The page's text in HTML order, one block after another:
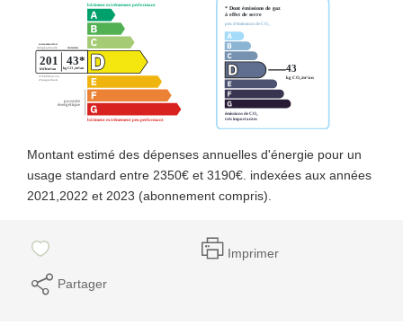
Montant estimé des dépenses annuelles d'énergie pour un
usage standard entre 2350€ et 3190€. indexées aux années
2021,2022 et 2023 (abonnement compris).
Imprimer
Partager